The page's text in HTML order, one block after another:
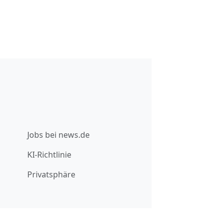
Jobs bei news.de
KI-Richtlinie
Privatsphäre